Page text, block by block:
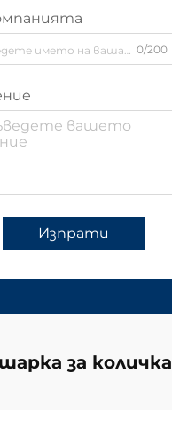
0/200
Изпрати
за количка